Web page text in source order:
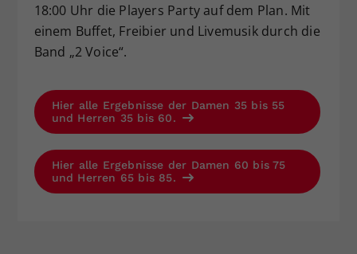
18:00 Uhr die Players Party auf dem Plan. Mit
einem Buffet, Freibier und Livemusik durch die
Band „2 Voice“.
Hier alle Ergebnisse der Damen 35 bis 55
und Herren 35 bis 60.
Hier alle Ergebnisse der Damen 60 bis 75
und Herren 65 bis 85.